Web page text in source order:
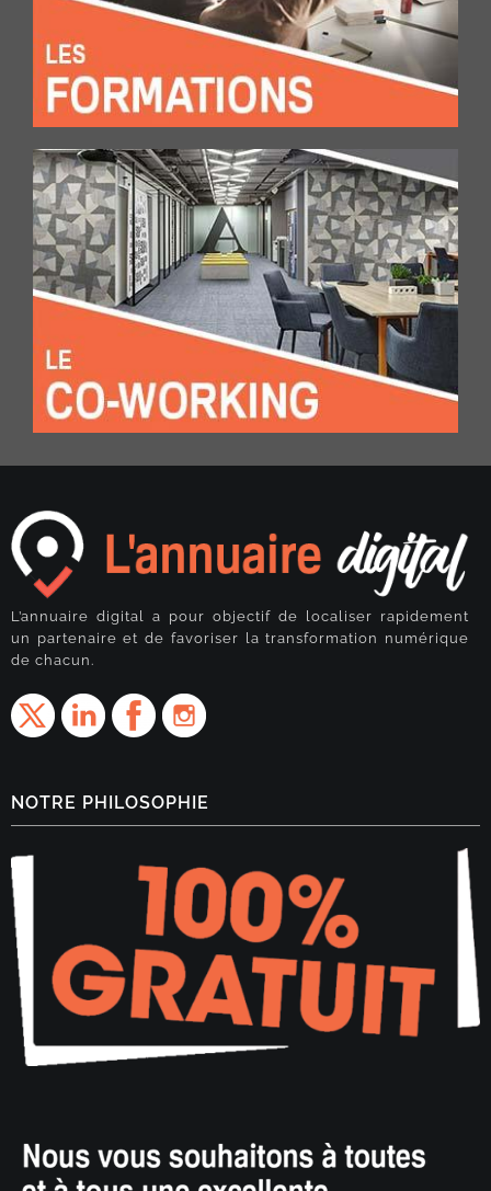
L’annuaire digital a pour objectif de localiser rapidement
un partenaire et de favoriser la transformation numérique
de chacun.
NOTRE PHILOSOPHIE